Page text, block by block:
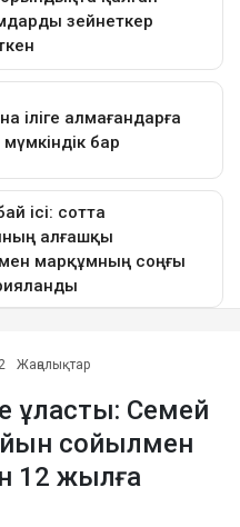
Жаңалықтар
ұласты: Семей
сойылмен
12 жылға